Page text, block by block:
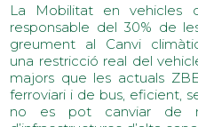
La Mobilitat en vehicles
responsable del 30% de
greument al Canvi
una restricció real del
majors que les actuals
ferroviari i de bus, eficient,
no es pot canviar de